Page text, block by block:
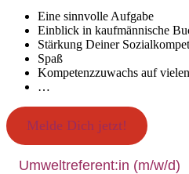
Eine sinnvolle Aufgabe
Einblick in kaufmännische
Stärkung Deiner
Spaß
Kompetenzzuwachs auf
…
Melde Dich jetzt!
Umweltreferent:in (m/w/d)